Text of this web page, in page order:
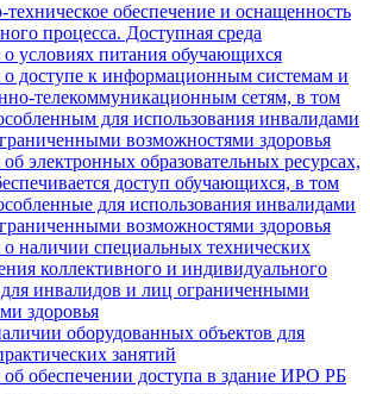
обеспечение и оснащенность
процесса. Доступная среда
условиях питания обучающихся
доступе к информационным системам и
телекоммуникационным сетям, в том
для использования инвалидами
возможностями здоровья
электронных образовательных ресурсах,
доступ обучающихся, в том
для использования инвалидами
возможностями здоровья
наличии специальных технических
коллективного и индивидуального
для инвалидов и лиц ограниченными
здоровья
оборудованных объектов для
занятий
обеспечении доступа в здание ИРО РБ